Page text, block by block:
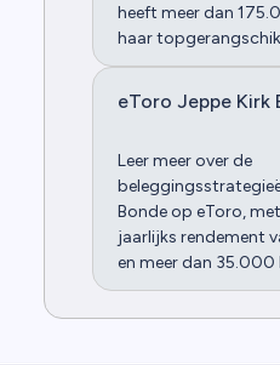
heeft meer dan
haar
eToro Jeppe Kirk
Leer meer over de
Bonde op eToro,
jaarlijks rendement
en meer dan 35.000